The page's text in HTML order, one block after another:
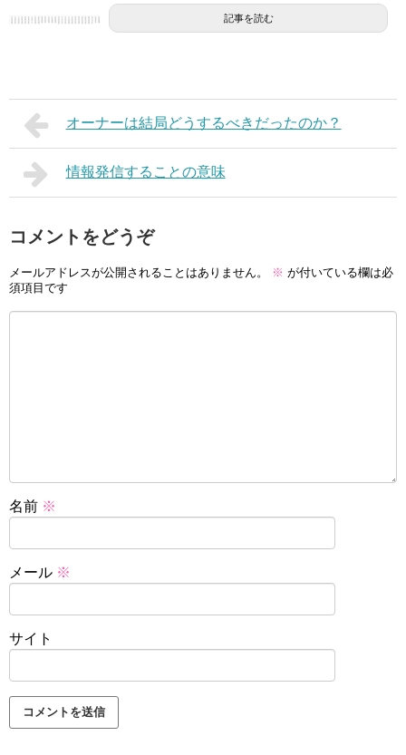
記事を読む
オーナーは結局どうするべきだったのか？
情報発信することの意味
コメントをどうぞ
メールアドレスが公開されることはありません。 ※ が付いている欄は必
須項目です
名前 ※
メール ※
サイト